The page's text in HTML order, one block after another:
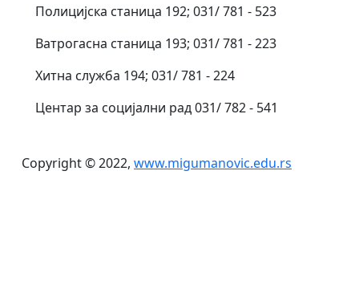
Полицијска станица 192; 031/ 781 - 523
Ватрогасна станица 193; 031/ 781 - 223
Хитна служба 194; 031/ 781 - 224
Центар за социјални рад 031/ 782 - 541
Copyright © 2022, www.migumanovic.edu.rs